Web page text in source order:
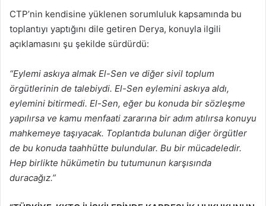
CTP’nin kendisine yüklenen sorumluluk kapsamında bu
toplantıyı yaptığını dile getiren Derya, konuyla ilgili
açıklamasını şu şekilde sürdürdü:
“Eylemi askıya almak El-Sen ve diğer sivil toplum
örgütlerinin de talebiydi. El-Sen eylemini askıya aldı,
eylemini bitirmedi. El-Sen, eğer bu konuda bir sözleşme
yapılırsa ve kamu menfaati zararına bir adım atılırsa konuyu
mahkemeye taşıyacak. Toplantıda bulunan diğer örgütler
de bu konuda taahhütte bulundular. Bu bir mücadeledir.
Hep birlikte hükümetin bu tutumunun karşısında
duracağız.”